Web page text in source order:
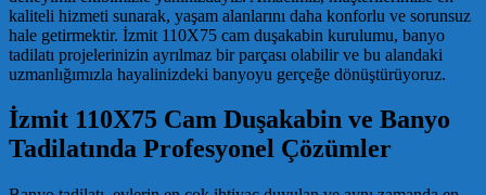
kaliteli hizmeti sunarak, yaşam alanlarını daha konforlu ve sorunsuz
hale getirmektir. İzmit 110X75 cam duşakabin kurulumu, banyo
tadilatı projelerinizin ayrılmaz bir parçası olabilir ve bu alandaki
uzmanlığımızla hayalinizdeki banyoyu gerçeğe dönüştürüyoruz.
İzmit 110X75 Cam Duşakabin ve Banyo
Tadilatında Profesyonel Çözümler